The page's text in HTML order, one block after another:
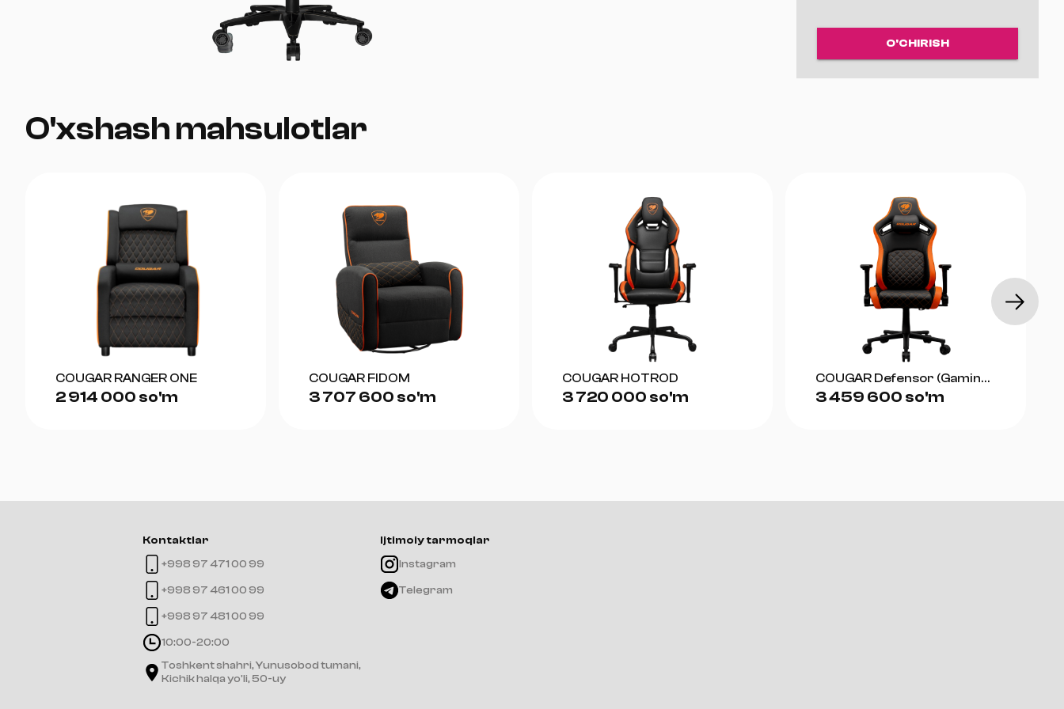
O'CHIRISH
O'xshash mahsulotlar
COUGAR RANGER ONE
2 914 000 so'm
COUGAR FIDOM
3 707 600 so'm
COUGAR HOTROD
3 720 000 so'm
COUGAR Defensor (Gaming
Chair)
3 459 600 so'm
Kontaktlar
+998 97 471 00 99
+998 97 461 00 99
+998 97 481 00 99
10:00-20:00
Toshkent shahri, Yunusobod tumani,
Kichik halqa yo'li, 50-uy
Ijtimoiy tarmoqlar
Instagram
Telegram